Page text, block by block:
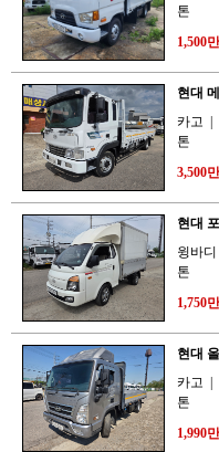
톤
1,500
현대
카고 |
톤
3,500
현대
윙바디
톤
1,750
현대
카고 |
톤
1,990